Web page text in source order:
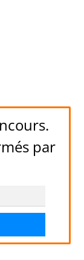
par